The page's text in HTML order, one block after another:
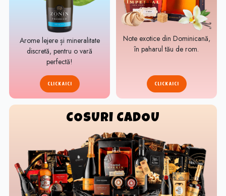
Arome lejere și mineralitate
discretă, pentru o vară
perfectă!
CLICK AICI
Note exotice din Dominicană,
în paharul tău de rom.
CLICK AICI
COSURI CADOU